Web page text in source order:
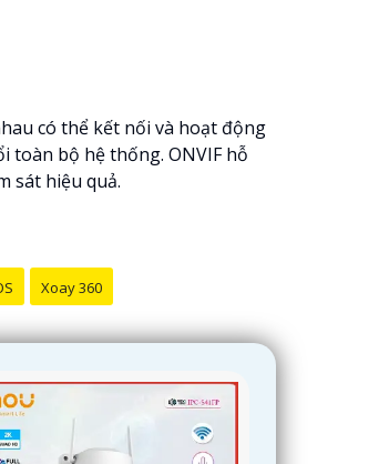
có thể kết nối và hoạt động
toàn bộ hệ thống. ONVIF hỗ
sát hiệu quả.
Xoay 360